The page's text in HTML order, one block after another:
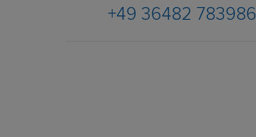
+49 36482 783986